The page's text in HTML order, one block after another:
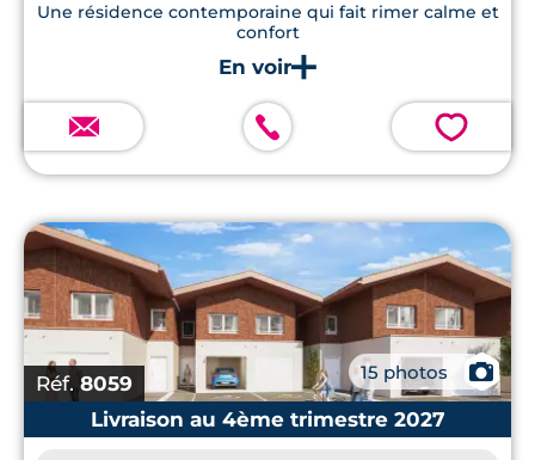
Une résidence contemporaine qui fait rimer calme et
confort
💗
Réf. 8059 15 photos
📷
Livraison au 4ème trimestre 2027